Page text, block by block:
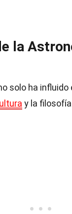
la
solo ha influido
y la